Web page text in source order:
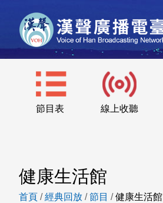
節目表 線上收聽
健康生活館
首頁 /經典回放 /節目 /健康生活館